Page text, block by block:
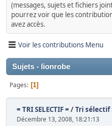
(messages, sujets et fichiers
pourrez voir que les
avez accès.
Voir les contributions Menu
Sujets - lionrobe
Pages 1
= TRI SELECTIF = /Tri sélectif
Décembre 13, 2008, 18:21:13